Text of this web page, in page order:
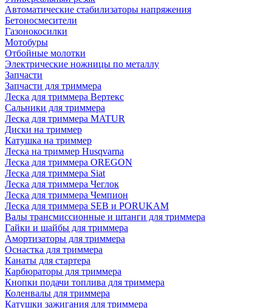
Автоматические стабилизаторы напряжения
Бетоносмесители
Газонокосилки
Мотобуры
Отбойные молотки
Электрические ножницы по металлу
Запчасти
Запчасти для триммера
Леска для триммера Вертекс
Сальники для триммера
Леска для триммера MATUR
Диски на триммер
Катушка на триммер
Леска на триммер Husqvarna
Леска для триммера OREGON
Леска для триммера Siat
Леска для триммера Чеглок
Леска для триммера Чемпион
Леска для триммера SEB и PORUKAM
Валы трансмиссионные и штанги для триммера
Гайки и шайбы для триммера
Амортизаторы для триммера
Оснастка для триммера
Канаты для стартера
Карбюраторы для триммера
Кнопки подачи топлива для триммера
Коленвалы для триммера
Катушки зажигания для триммера